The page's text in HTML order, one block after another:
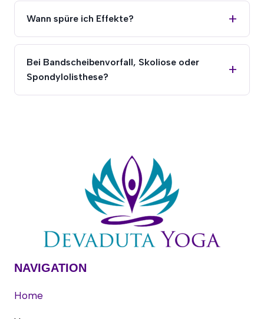
Wann spüre ich Effekte?
Bei Bandscheibenvorfall, Skoliose oder
Spondylolisthese?
NAVIGATION
Home